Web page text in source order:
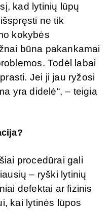
kad lytinių lūpų
ne tik
kokybės
būna pakankamai
Todėl labai
Jei ji jau ryžosi
yra didelė“, – teigia
procedūrai gali
– ryški lytinių
defektai ar fizinis
kai lytinės lūpos